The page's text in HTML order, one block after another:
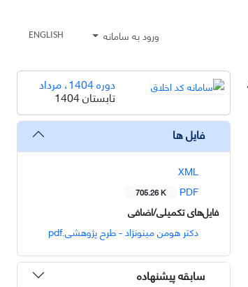
ورود به سامانه ENGLISH
دوره 1404، مرداد
تابستان 1404
فایل ها
XML
PDF
705.26 K
فایل‌های تکمیلی/اضافی
دکتر هومن مینونژاد - طرح پژوهشی.pdf
سابقه پیشنهاده